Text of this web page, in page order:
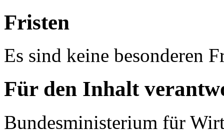
Fristen
Es sind keine besonderen
Für den Inhalt
Bundesministerium für